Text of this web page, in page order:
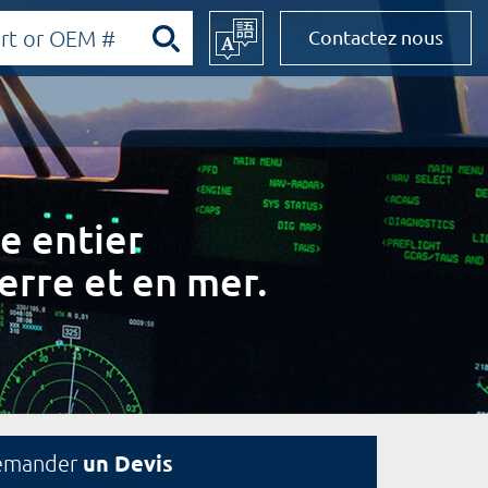
Contactez nous
entier
et en mer.
un Devis